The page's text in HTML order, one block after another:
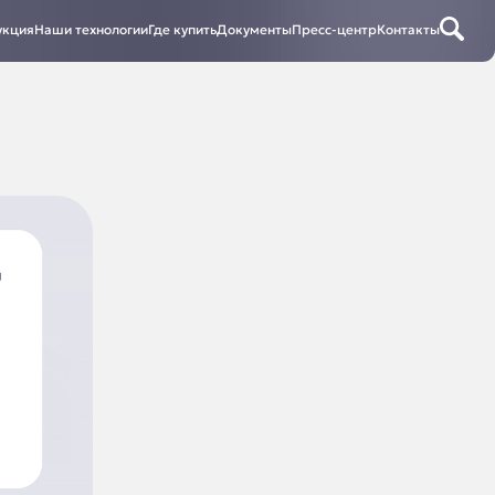
Наши технологииГде купитьДокументыПресс-центрКонтакты